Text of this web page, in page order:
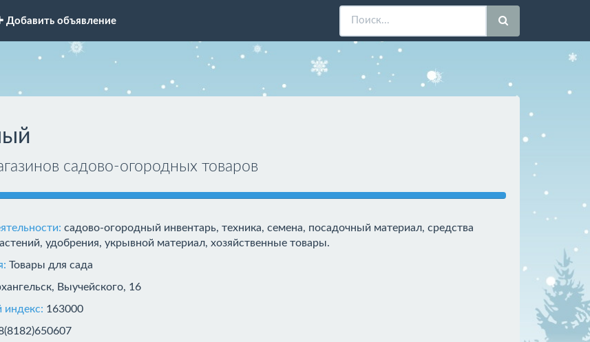
Добавить объявление
садово-огородных товаров
садово-огородный инвентарь, техника, семена, посадочный материал, средства
удобрения, укрывной материал, хозяйственные товары.
Товары для сада
Выучейского, 16
индекс: 163000